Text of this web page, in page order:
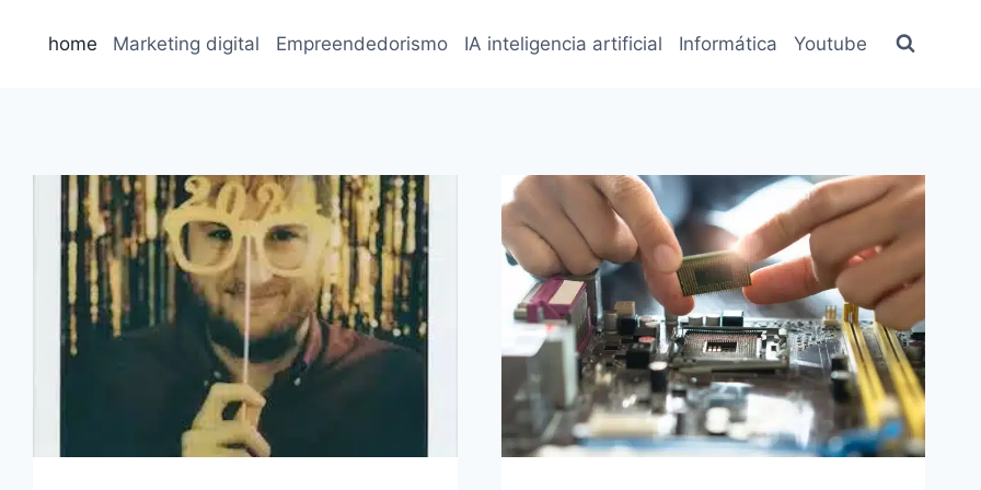
home Marketing digital Empreendedorismo IA inteligencia artificial Informática Youtube